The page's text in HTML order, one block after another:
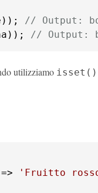
// Output:
// Output:
utilizziamo isset()
=> 'Fruitto